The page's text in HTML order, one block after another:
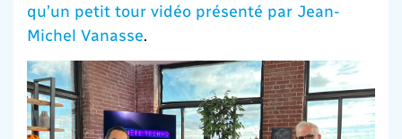
qu’un petit tour vidéo présenté par Jean-
Michel Vanasse.